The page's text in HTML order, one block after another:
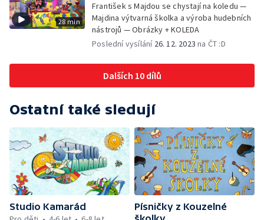
28 min
František s Majdou se chystají na koledu —
Majdina výtvarná školka a výroba hudebních
nástrojů — Obrázky + KOLEDA
Poslední vysílání 26. 12. 2023 na ČT :D
Dalších 10 dílů
Ostatní také sledují
Studio Kamarád
Písničky z Kouzelné